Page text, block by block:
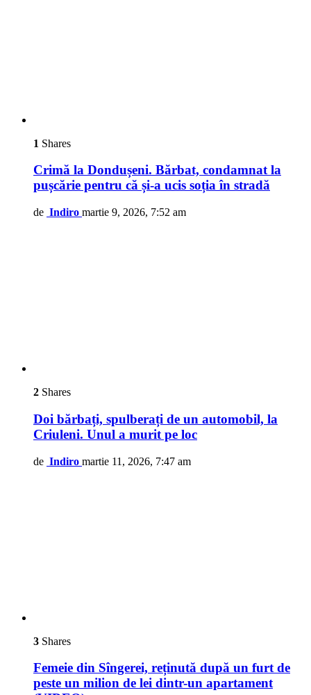
1 Shares
Crimă la Dondușeni. Bărbat, condamnat la
pușcărie pentru că și-a ucis soția în stradă
de Indiro martie 9, 2026, 7:52 am
2 Shares
Doi bărbați, spulberați de un automobil, la
Criuleni. Unul a murit pe loc
de Indiro martie 11, 2026, 7:47 am
3 Shares
Femeie din Sîngerei, reținută după un furt de
peste un milion de lei dintr-un apartament